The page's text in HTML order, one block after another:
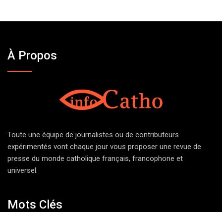
À Propos
Toute une équipe de journalistes ou de contributeurs
expérimentés vont chaque jour vous proposer une revue de
presse du monde catholique français, francophone et
universel.
Mots Clés